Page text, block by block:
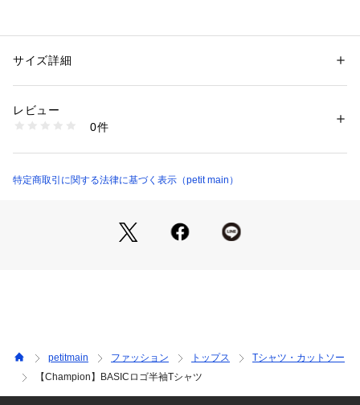
を持たせたルーズフィット。
【スタイリング】
イテムです。
※モデル着用写真より商品写真が最も実物に近い色味です。
※商品の色味は、撮影場所や光のあたり具合などにより色味が
【生地の厚さ】普通
【伸縮性】あり
【裏地】なし
性別：キッズ・ベビー
素材：本体：綿100% リブ：綿95% リブ：ポリウレタン5%
商品番号：
2262200 （ショップ）
サイズ詳細
レビュー
0件
特定商取引に関する法律に基づく表示（petit main）
petitmain ファッション トップス
Tシャツ・カットソー
【Champion】BASICロゴ半袖Tシャツ